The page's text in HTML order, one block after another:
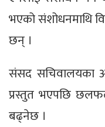
भएको संशोधनमाथि
छन् ।
संसद सचिवालयका
प्रस्तुत भएपछि छलफल
बढ्नेछ ।